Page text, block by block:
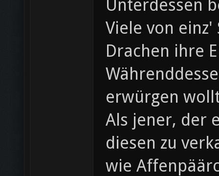
Unterdessen
Viele von
Drachen ihre
erwürgen
Als jener, der
diesen zu
wie